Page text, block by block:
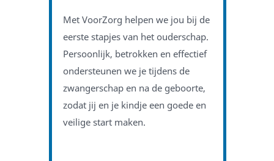
Met VoorZorg helpen we jou bij de
eerste stapjes van het ouderschap.
Persoonlijk, betrokken en effectief
ondersteunen we je tijdens de
zwangerschap en na de geboorte,
zodat jij en je kindje een goede en
veilige start maken.